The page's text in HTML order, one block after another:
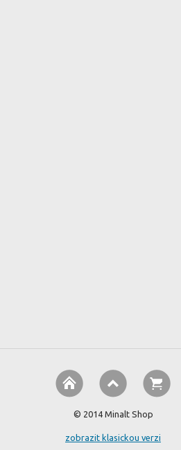
© 2014 Minalt Shop
zobrazit klasickou verzi